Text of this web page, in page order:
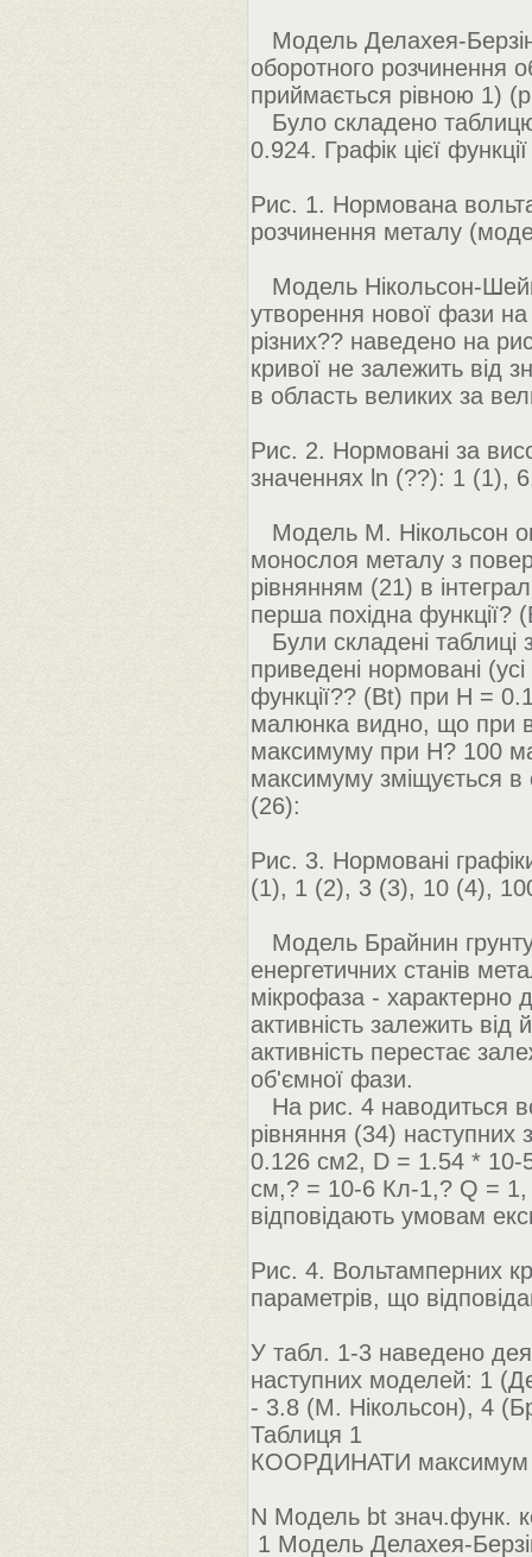
Модель Делахея-
оборотного розчинення
приймається рівною 1)
Було складено
0.924. Графік цієї
Рис. 1. Нормована
розчинення металу
Модель Нікольсон-
утворення нової фази на
різних?? наведено на
кривої не залежить від
в область великих за
Рис. 2. Нормовані за
значеннях ln (??): 1 (1),
Модель М. Нікольсон
монослоя металу з
рівнянням (21) в
перша похідна функції?
Були складені таблиці
приведені нормовані
функції?? (Bt) при H =
малюнка видно, що при
максимуму при H? 100
максимуму зміщується в
(26):
Рис. 3. Нормовані
(1), 1 (2), 3 (3), 10 (4),
Модель Брайнин
енергетичних станів
мікрофаза - характерно
активність залежить від
активність перестає
об'ємної фази.
На рис. 4 наводиться
рівняння (34)
0.126 см2, D = 1.54 *
см,? = 10-6 Кл-1,? Q =
відповідають умовам
Рис. 4. Вольтамперних
параметрів, що
У табл. 1-3 наведено
наступних моделей: 1
- 3.8 (М. Нікольсон), 4
Таблиця 1
КООРДИНАТИ максимум
N Модель bt знач.функ.
1 Модель Делахея-